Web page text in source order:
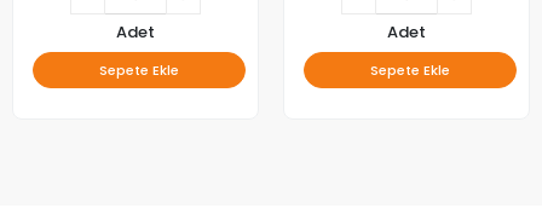
Adet
Sepete Ekle
Adet
Sepete Ekle